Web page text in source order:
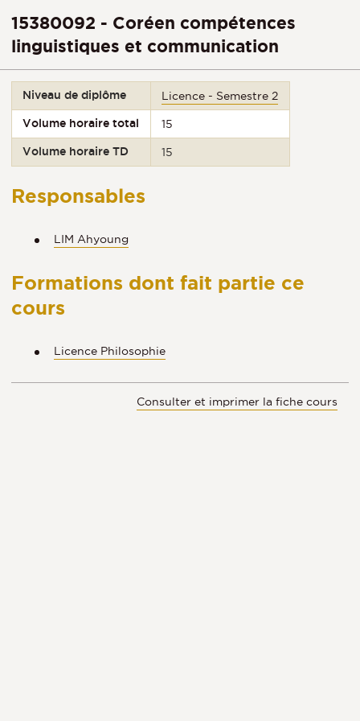
15380092 - Coréen compétences
linguistiques et communication
Niveau de diplôme Licence - Semestre 2
Volume horaire total 15
Volume horaire TD 15
Responsables
LIM Ahyoung
Formations dont fait partie ce
cours
Licence Philosophie
Consulter et imprimer la fiche cours